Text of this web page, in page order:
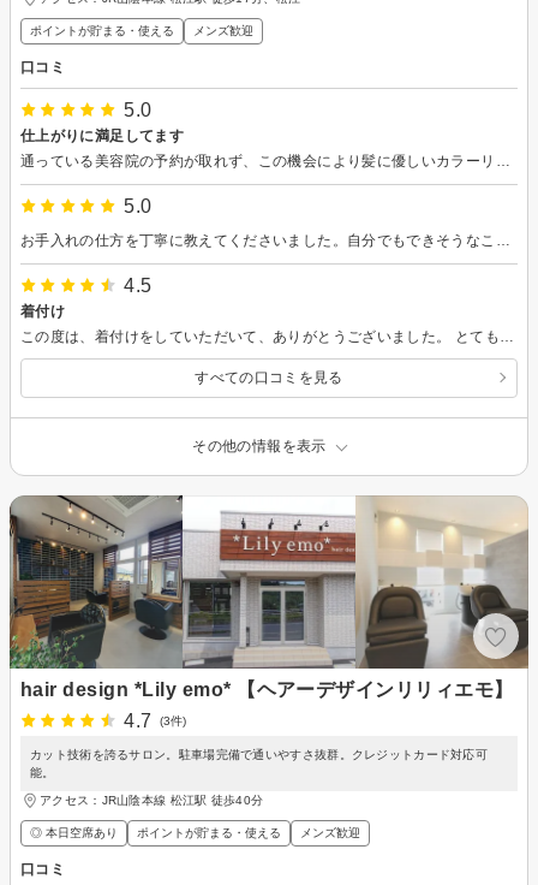
ポイントが貯まる・使える メンズ歓迎
口コミ
5.0
仕上がりに満足してます
5.0
4.5
着付け
すべての口コミを見る
その他の情報を表示
hair design *Lily emo* 【ヘアーデザインリリィエモ】
4.7
(3件)
カット技術を誇るサロン。駐車場完備で通いやすさ抜群。クレジットカード対応可
能。
アクセス：JR山陰本線 松江駅 徒歩40分
◎ 本日空席あり ポイントが貯まる・使える メンズ歓迎
口コミ